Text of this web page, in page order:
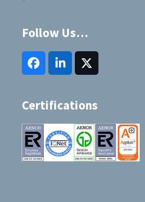
Follow Us…
FacebookLinkedInTwitter
(deprecated)
Certifications